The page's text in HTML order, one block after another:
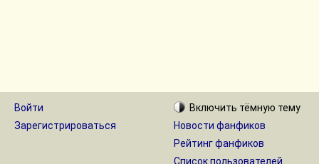
Войти
Зарегистрироваться
Включить тёмную тему
Новости фанфиков
Рейтинг фанфиков
Список пользователей